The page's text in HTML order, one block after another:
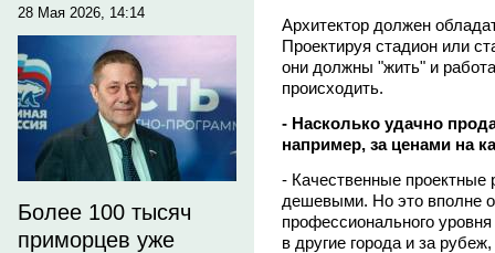
28 Мая 2026, 14:14
Более 100 тысяч
приморцев уже
Архитектор должен
Проектируя стадион или
они должны "жить" и
происходить.
- Насколько удачно
например, за ценами на
- Качественные проектные
дешевыми. Но это вполне
профессионального
в другие города и за